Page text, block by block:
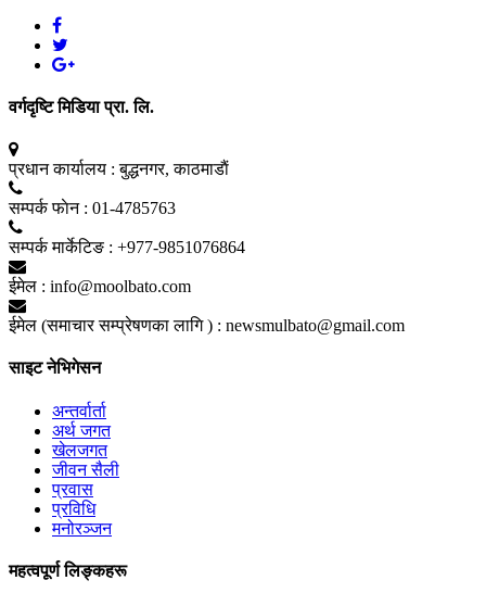
वर्गदृष्टि मिडिया प्रा. लि.
प्रधान कार्यालय : बुद्धनगर, काठमाडाैं
सम्पर्क फाेन : 01-4785763
सम्पर्क मार्केटिङ : +977-9851076864
ईमेल : info@moolbato.com
ईमेल (समाचार सम्प्रेषणका लागि ) : newsmulbato@gmail.com
साइट नेभिगेसन
अन्तर्वार्ता
अर्थ जगत
खेलजगत
जीवन सैली
प्रवास
प्रविधि
मनोरञ्जन
महत्वपूर्ण लिङ्कहरू